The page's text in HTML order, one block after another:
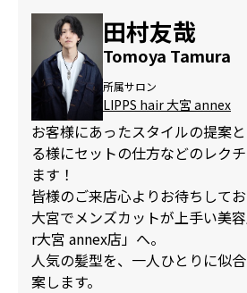
田村友哉
Tomoya Tamura
所属サロン
LIPPS hair 大宮 annex
お客様にあったスタイルの提案
る様にセットの仕方などのレク
ます！
皆様のご来店心よりお待ちしてお
大宮でメンズカットが上手い美
r大宮 annex店」へ。
人気の髪型を、一人ひとりに似
案します。